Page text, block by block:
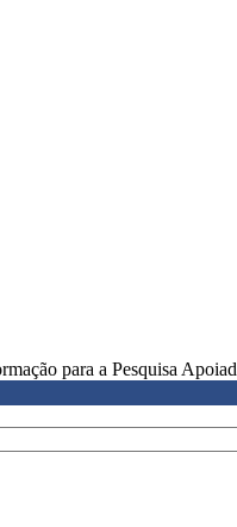
para a Pesquisa